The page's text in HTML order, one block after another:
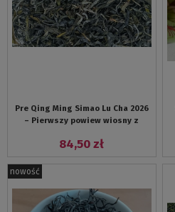
Pre Qing Ming Simao Lu Cha 2026
– Pierwszy powiew wiosny z
84,50 zł
nowość